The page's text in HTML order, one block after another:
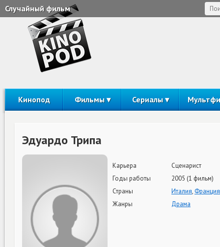
Случайный фильм
Кинопод Фильмы Сериалы
Эдуардо Трипа
Карьера
Сценарист
Годы работы
2005 (1 фильм)
Страны
Италия,Франция
Жанры
Драма